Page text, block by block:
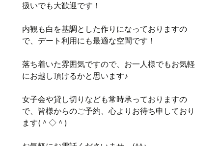
扱いでも大歓迎です！
内観も白を基調とした作りになっておりますの
で、デート利用にも最適な空間です！
落ち着いた雰囲気ですので、お一人様でもお気軽
にお越し頂けるかと思います♪
女子会や貸し切りなども常時承っておりますの
で、皆様からのご予約、心よりお待ち申しており
ます(＾◇＾)